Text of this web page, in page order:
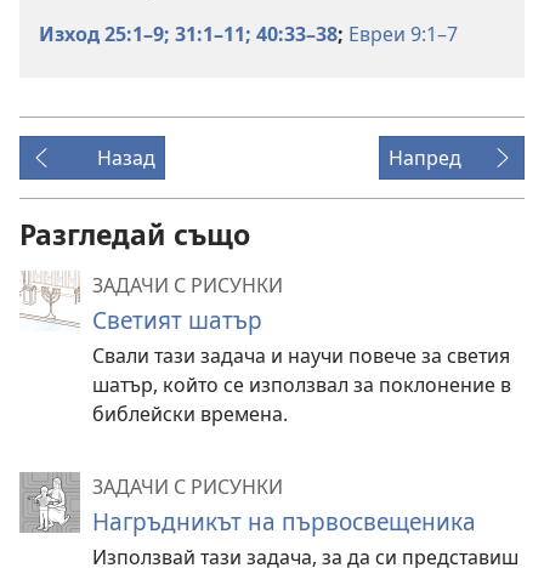
Изход 25:1–9; 31:1–11; 40:33–38; Евреи 9:1–7
Назад Напред
Разгледай също
ЗАДАЧИ С РИСУНКИ
Светият шатър
Свали тази задача и научи повече за светия
шатър, който се използвал за поклонение в
библейски времена.
ЗАДАЧИ С РИСУНКИ
Нагръдникът на първосвещеника
Използвай тази задача, за да си представиш